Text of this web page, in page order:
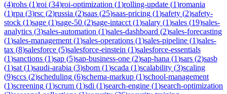
(4)rohs (1)roi (34)roi-optimization (1)rolling-update (1)romania
(1)rpa (3)rsc (2)russia (2)saas (25)saas-pricing (1)safety (2)safety-
stock (1)sage (1)sage-50 (2)sage-intacct (1)salary (1)sales (19)sales-
analytics (3)sales-automation (1)sales-dashboard (2)sales-forecasting
(1)sales-management (1)sales-operations (1)sales-pipeline (1)sales-
tax (8)salesforce (5)salesforce-einstein (1)salesforce-essentials
(1)sanctions (1)sap (5)sap-business-one (2)sap-hana (1)sars (2)sasb
(1)sat (1)saudi-arabia (3)sbom (1)scada (1)scalability (3)scaling
(9)sccs (2)scheduling (6)schema-markup (1)school-management
(1)screening (1)scrum (1)sdi (1)search-engine (1)search-optimization